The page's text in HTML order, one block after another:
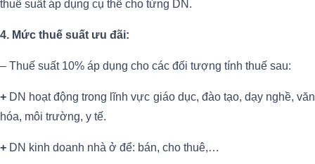
thuế suất áp dụng cụ thể cho từng DN.
4. Mức thuế suất ưu đãi:
– Thuế suất 10% áp dụng cho các đối tượng tính thuế sau:
+ DN hoạt động trong lĩnh vực giáo dục, đào tạo, dạy nghề, văn
hóa, môi trường, y tế.
+ DN kinh doanh nhà ở để: bán, cho thuê,…